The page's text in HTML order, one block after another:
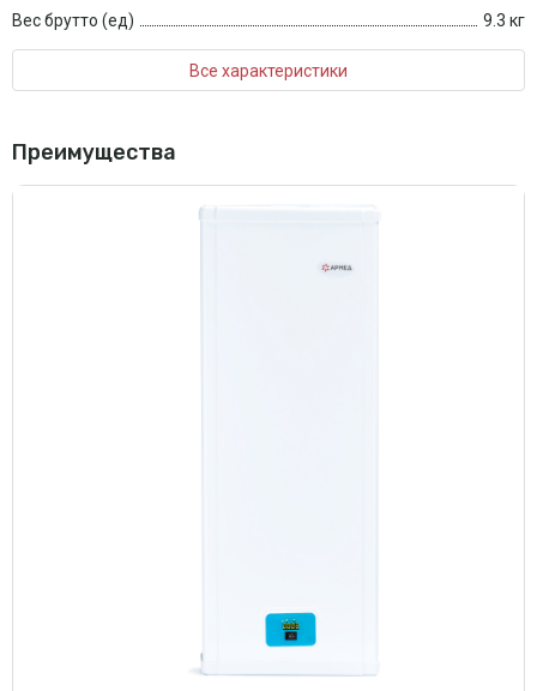
Вес брутто (ед)
9.3 кг
Все характеристики
Преимущества